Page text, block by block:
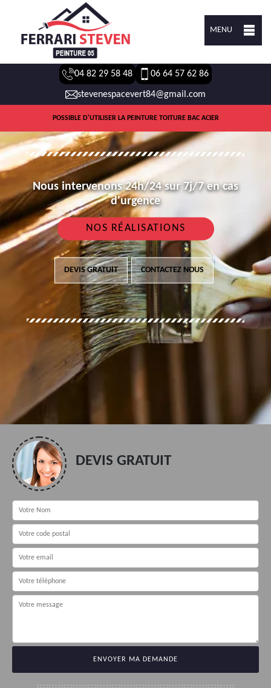
MENU
04 82 29 58 48 06 64 57 62 86
stevenespacevert84@gmail.com
POSSIBLE D'UTILISER LA PEINTURE TOITURE BAC ACIER
Nous intervenons 24h/24 sur 7j/7 en cas
d'urgence
NOS RÉALISATIONS
DEVIS GRATUIT CONTACTEZ NOUS
DEVIS GRATUIT